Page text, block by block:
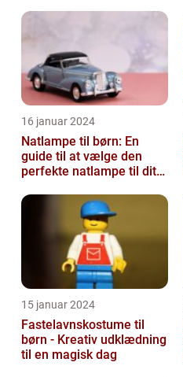
16 januar 2024
Natlampe til børn: En
guide til at vælge den
perfekte natlampe til dit
15 januar 2024
Fastelavnskostume til
børn - Kreativ udklædning
til en magisk dag